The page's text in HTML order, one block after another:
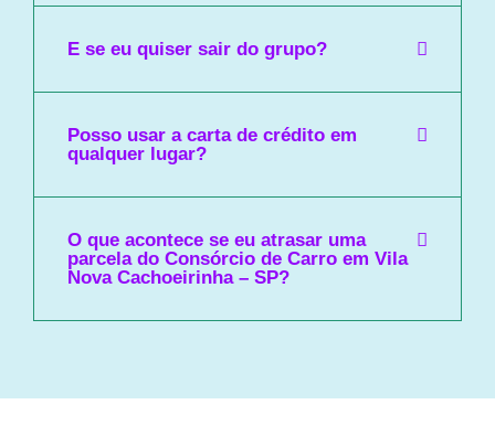
E se eu quiser sair do grupo?
Posso usar a carta de crédito em
qualquer lugar?
O que acontece se eu atrasar uma
parcela do Consórcio de Carro em Vila
Nova Cachoeirinha – SP?